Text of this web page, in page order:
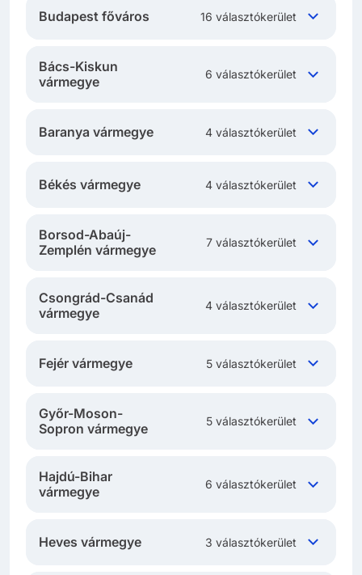
Budapest főváros 16 választókerület
Bács-Kiskun
vármegye
6 választókerület
Baranya vármegye 4 választókerület
Békés vármegye 4 választókerület
Borsod-Abaúj-
Zemplén vármegye
7 választókerület
Csongrád-Csanád
vármegye
4 választókerület
Fejér vármegye 5 választókerület
Győr-Moson-
Sopron vármegye
5 választókerület
Hajdú-Bihar
vármegye
6 választókerület
Heves vármegye 3 választókerület